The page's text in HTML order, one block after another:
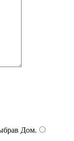
Дом.